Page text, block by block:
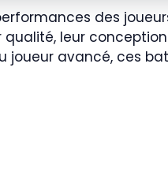
des
qualité, leur
joueur avancé, ces